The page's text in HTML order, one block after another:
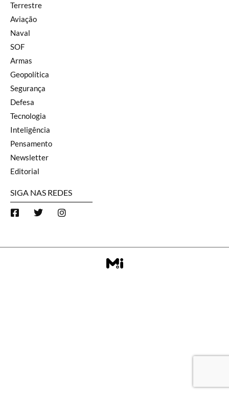
Terrestre
Aviação
Naval
SOF
Armas
Geopolítica
Segurança
Defesa
Tecnologia
Inteligência
Pensamento
Newsletter
Editorial
SIGA NAS REDES